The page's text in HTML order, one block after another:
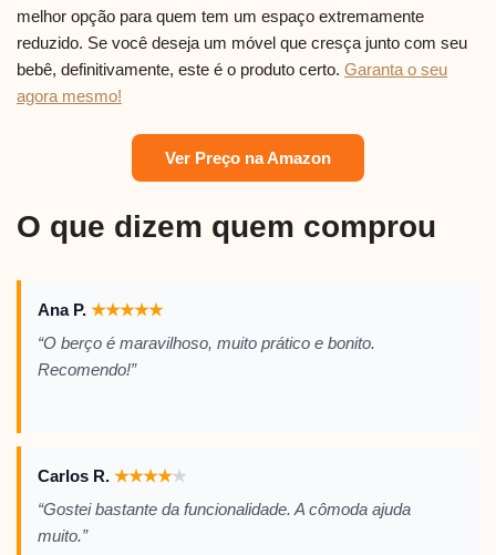
melhor opção para quem tem um espaço extremamente
reduzido. Se você deseja um móvel que cresça junto com seu
bebê, definitivamente, este é o produto certo. Garanta o seu
agora mesmo!
Ver Preço na Amazon
O que dizem quem comprou
Ana P. ★★★★★
“O berço é maravilhoso, muito prático e bonito.
Recomendo!”
Carlos R. ★★★★★
“Gostei bastante da funcionalidade. A cômoda ajuda
muito.”